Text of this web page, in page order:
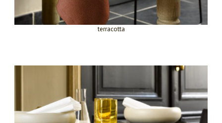
terracotta